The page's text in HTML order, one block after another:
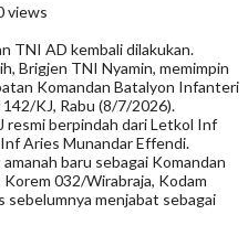
views
TNI AD kembali dilakukan.
Brigjen TNI Nyamin, memimpin
Komandan Batalyon Infanteri
KJ, Rabu (8/7/2026).
resmi berpindah dari Letkol Inf
Aries Munandar Effendi.
baru sebagai Komandan
032/Wirabraja, Kodam
sebelumnya menjabat sebagai